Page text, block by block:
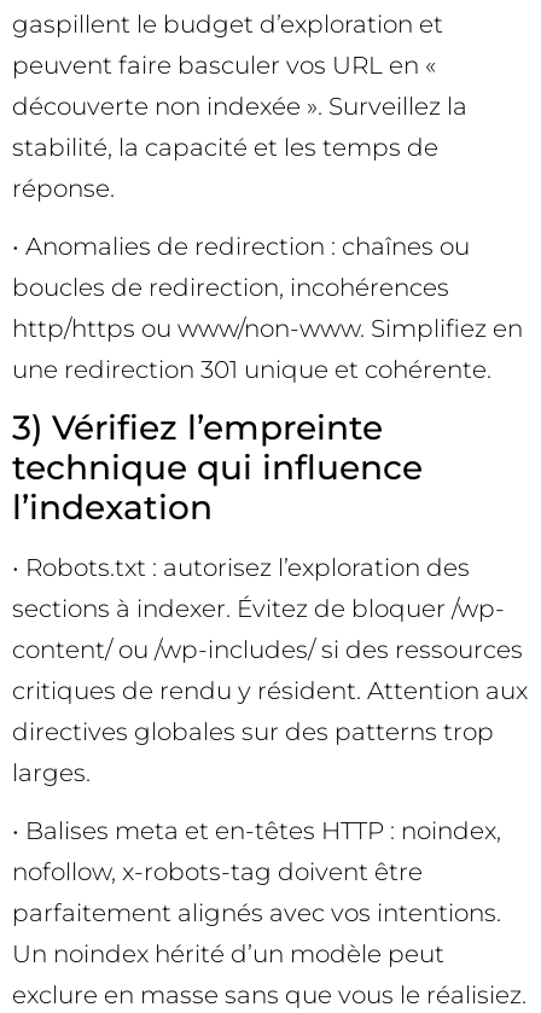
gaspillent le budget d’exploration et
peuvent faire basculer vos URL en «
découverte non indexée ». Surveillez la
stabilité, la capacité et les temps de
réponse.
• Anomalies de redirection : chaînes ou
boucles de redirection, incohérences
http/https ou www/non-www. Simplifiez en
une redirection 301 unique et cohérente.
3) Vérifiez l’empreinte
technique qui influence
l’indexation
• Robots.txt : autorisez l’exploration des
sections à indexer. Évitez de bloquer /wp-
content/ ou /wp-includes/ si des ressources
critiques de rendu y résident. Attention aux
directives globales sur des patterns trop
larges.
• Balises meta et en-têtes HTTP : noindex,
nofollow, x-robots-tag doivent être
parfaitement alignés avec vos intentions.
Un noindex hérité d’un modèle peut
exclure en masse sans que vous le réalisiez.